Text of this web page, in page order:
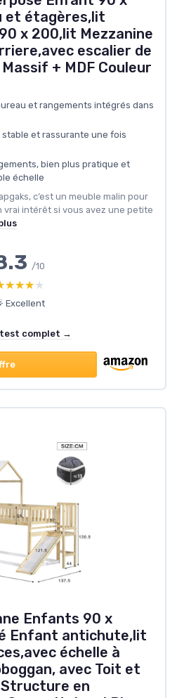
et étagères,lit
x 200,lit Mezzanine
escalier de
+ MDF Couleur
et rangements intégrés dans
et rassurante une fois
bien plus pratique et
échelle
c’est un meuble malin pour
vrai intérêt si vous avez une petite
/10
Excellent
test complet →
Enfants 90 x
Enfant antichute,lit
échelle à
avec Toit et
en